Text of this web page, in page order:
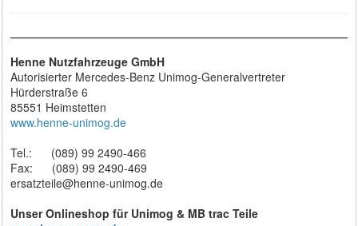
Henne Nutzfahrzeuge GmbH
Autorisierter Mercedes-Benz Unimog-Generalvertreter
Hürderstraße 6
85551 Heimstetten
www.henne-unimog.de
Tel.: (089) 99 2490-466
Fax: (089) 99 2490-469
ersatzteile@henne-unimog.de
Unser Onlineshop für Unimog & MB trac Teile